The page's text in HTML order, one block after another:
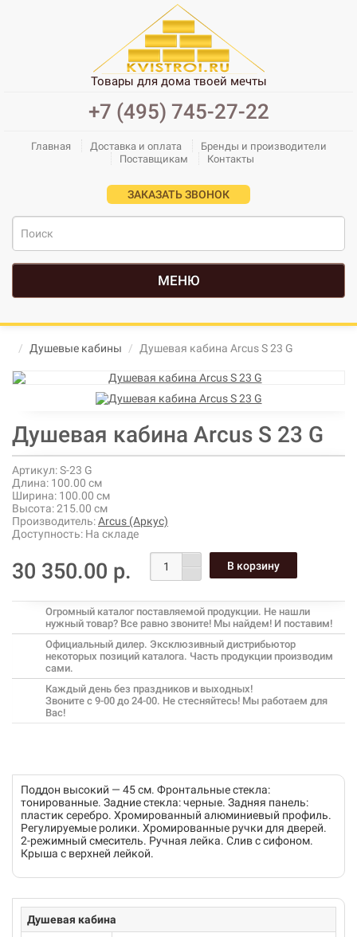
Товары для дома твоей мечты
+7 (495) 745-27-22
Главная Доставка и оплата
Бренды и производители
Поставщикам
Контакты
ЗАКАЗАТЬ ЗВОНОК
МЕНЮ
Душевые кабины Душевая кабина Arcus S 23 G
Душевая кабина Arcus S 23 G
Артикул:S-23 G
Длина: 100.00 см
Ширина: 100.00 см
Высота:215.00 см
Производитель:Arcus (Аркус)
Доступность: На складе
30 350.00 р.
Огромный каталог поставляемой продукции. Не нашли
нужный товар? Все равно звоните! Мы найдем! И поставим!
Официальный дилер. Эксклюзивный дистрибьютор
некоторых позиций каталога. Часть продукции производим
сами.
Каждый день без праздников и выходных!
Звоните с 9-00 до 24-00. Не стесняйтесь! Мы работаем для
Вас!
Поддон высокий — 45 см. Фронтальные стекла:
тонированные. Задние стекла: черные. Задняя панель:
пластик серебро. Хромированный алюминиевый профиль.
Регулируемые ролики. Хромированные ручки для дверей.
2-режимный смеситель. Ручная лейка. Слив с сифоном.
Крыша с верхней лейкой.
Душевая кабина